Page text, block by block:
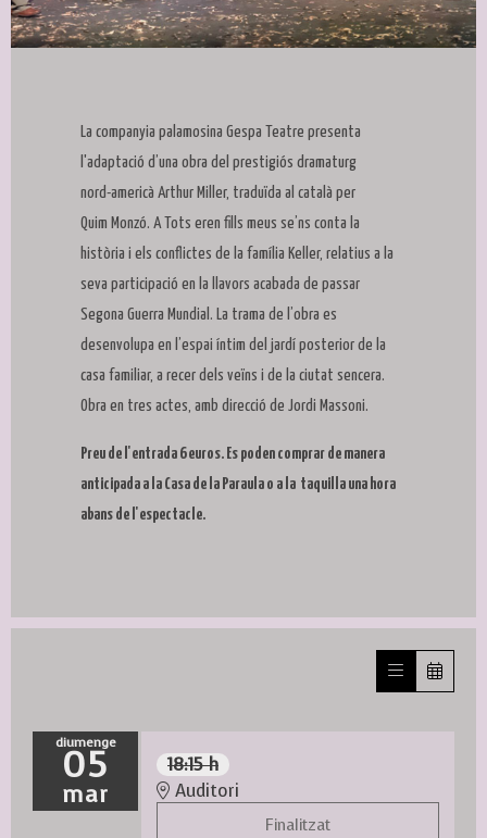
La companyia palamosina Gespa Teatre presenta
l'adaptació d’una obra del prestigiós dramaturg
nord-americà Arthur Miller, traduïda al català per
Quim Monzó. A Tots eren fills meus se’ns conta la
història i els conflictes de la família Keller, relatius a la
seva participació en la llavors acabada de passar
Segona Guerra Mundial. La trama de l’obra es
desenvolupa en l’espai íntim del jardí posterior de la
casa familiar, a recer dels veïns i de la ciutat sencera.
Obra en tres actes, amb direcció de Jordi Massoni.
Preu de l'entrada 6 euros. Es poden comprar de manera
anticipada a la Casa de la Paraula o a la taquilla una hora
abans de l'espectacle.
diumenge
05
mar
18:15 h
Auditori
Finalitzat